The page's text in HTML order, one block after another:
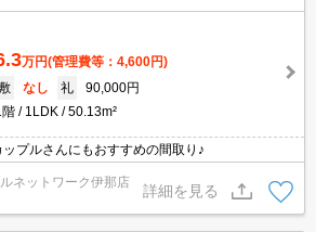
万円(管理費等：4,600円)
なし 礼
90,000円
階
1LDK 50.13m²
プルさんにもおすすめの間取り♪
ネットワーク伊那店
詳細を見る